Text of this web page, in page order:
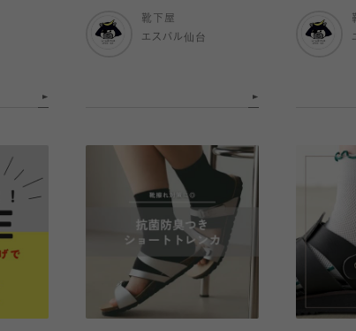
靴下屋
エスパル仙台